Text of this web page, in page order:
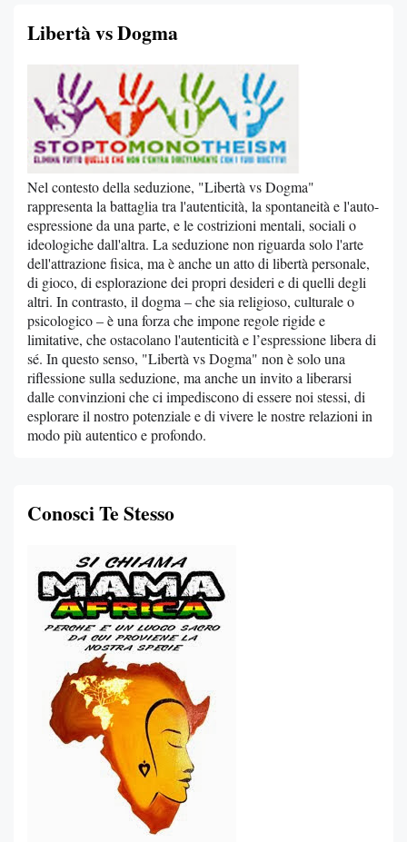
Libertà vs Dogma
Nel contesto della seduzione, "Libertà vs Dogma"
rappresenta la battaglia tra l'autenticità, la spontaneità e l'auto-
espressione da una parte, e le costrizioni mentali, sociali o
ideologiche dall'altra. La seduzione non riguarda solo l'arte
dell'attrazione fisica, ma è anche un atto di libertà personale,
di gioco, di esplorazione dei propri desideri e di quelli degli
altri. In contrasto, il dogma – che sia religioso, culturale o
psicologico – è una forza che impone regole rigide e
limitative, che ostacolano l'autenticità e l’espressione libera di
sé. In questo senso, "Libertà vs Dogma" non è solo una
riflessione sulla seduzione, ma anche un invito a liberarsi
dalle convinzioni che ci impediscono di essere noi stessi, di
esplorare il nostro potenziale e di vivere le nostre relazioni in
modo più autentico e profondo.
Conosci Te Stesso